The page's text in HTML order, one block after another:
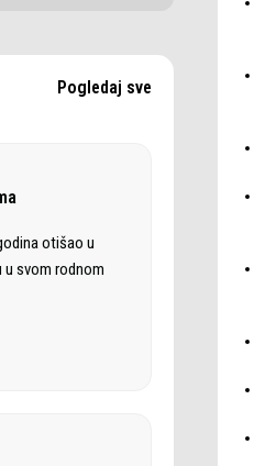
Pogledaj sve
otišao u
u svom rodnom